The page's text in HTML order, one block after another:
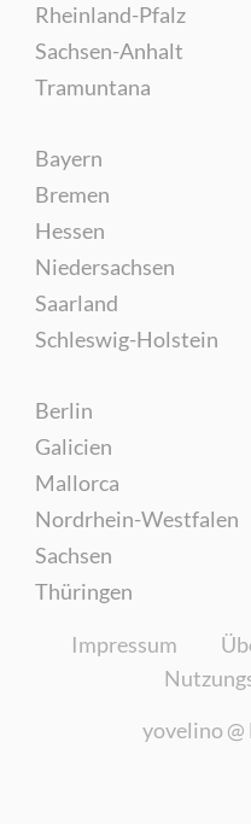
Rheinland-Pfalz
Sachsen-Anhalt
Tramuntana
Bayern
Bremen
Hessen
Niedersachsen
Saarland
Schleswig-Holstein
Berlin
Galicien
Mallorca
Nordrhein-Westfalen
Sachsen
Thüringen
Impressum
yovelino @